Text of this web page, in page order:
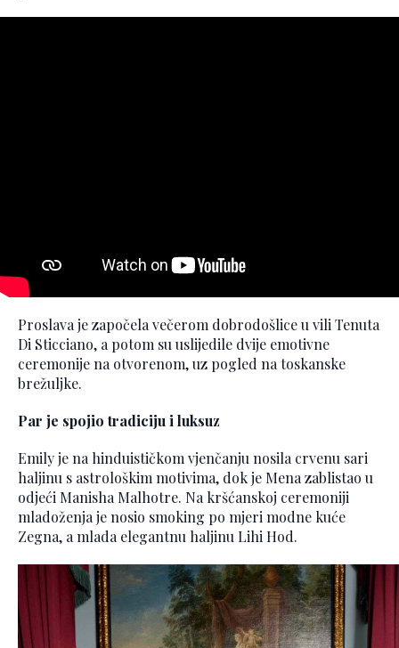
Proslava je započela večerom dobrodošlice u vili Tenuta
Di Sticciano, a potom su uslijedile dvije emotivne
ceremonije na otvorenom, uz pogled na toskanske
brežuljke.
Par je spojio tradiciju i luksuz
Emily je na hinduističkom vjenčanju nosila crvenu sari
haljinu s astrološkim motivima, dok je Mena zablistao u
odjeći Manisha Malhotre. Na kršćanskoj ceremoniji
mladoženja je nosio smoking po mjeri modne kuće
Zegna, a mlada elegantnu haljinu Lihi Hod.